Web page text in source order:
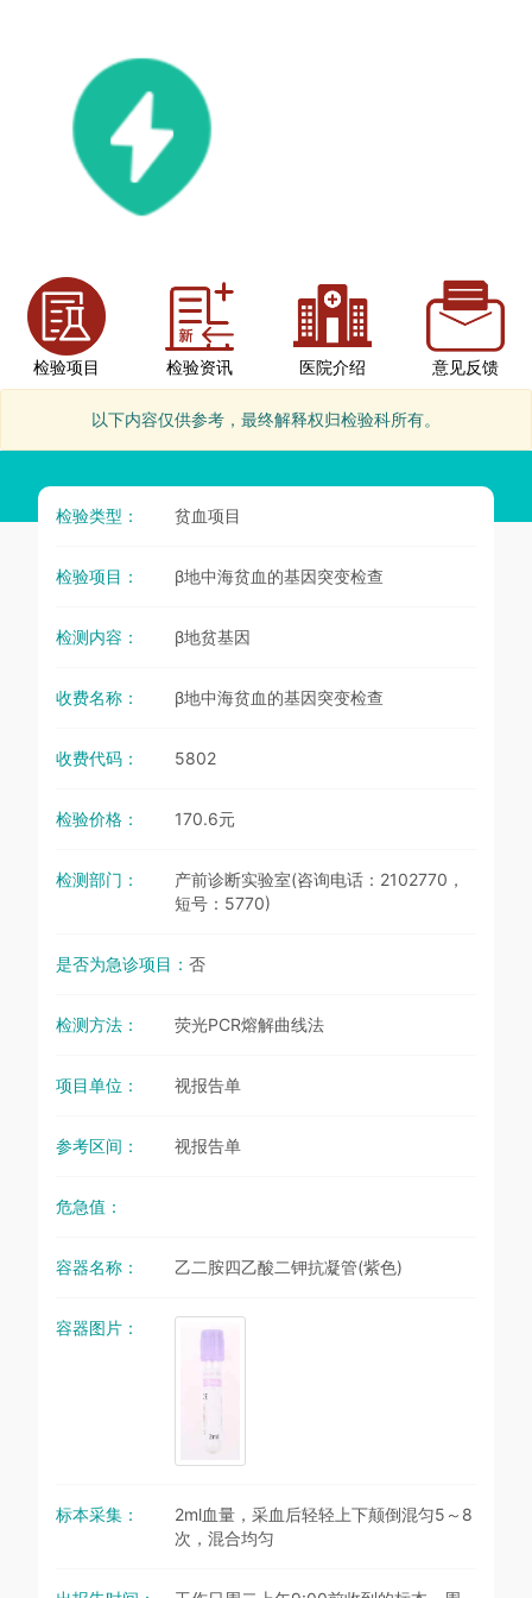
检验项目 检验资讯 医院介绍 意见反馈
以下内容仅供参考，最终解释权归检验科所有。
检验类型： 贫血项目
检验项目： β地中海贫血的基因突变检查
检测内容： β地贫基因
收费名称： β地中海贫血的基因突变检查
收费代码： 5802
检验价格： 170.6元
检测部门：
产前诊断实验室(咨询电话：2102770，
短号：5770)
是否为急诊项目： 否
检测方法： 荧光PCR熔解曲线法
项目单位： 视报告单
参考区间： 视报告单
危急值：
容器名称： 乙二胺四乙酸二钾抗凝管(紫色)
容器图片：
标本采集：
2ml血量，采血后轻轻上下颠倒混匀5～8
次，混合均匀